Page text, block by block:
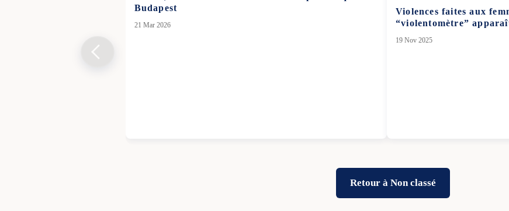
Budapest
21 Mar 2026
Violences faites aux
“violentomètre”
19 Nov 2025
Retour à Non classé